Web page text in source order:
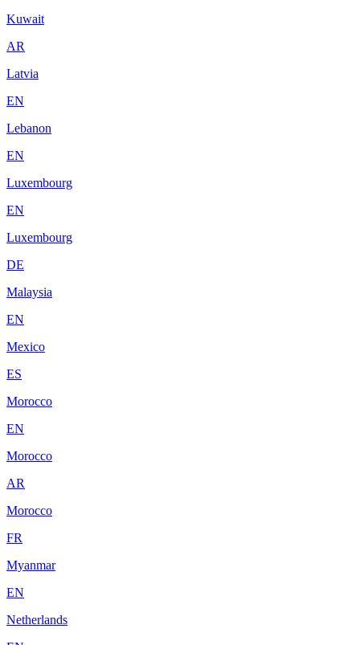
Kuwait
AR
Latvia
EN
Lebanon
EN
Luxembourg
EN
Luxembourg
DE
Malaysia
EN
Mexico
ES
Morocco
EN
Morocco
AR
Morocco
FR
Myanmar
EN
Netherlands